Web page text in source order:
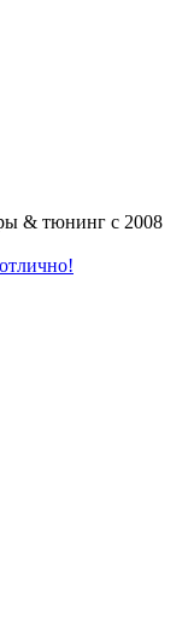
& тюнинг с 2008